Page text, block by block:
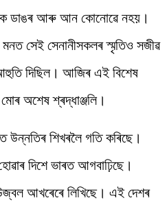
ডাঙৰ আৰু আন কোনোৱে নহয়।
সেই সেনানীসকলৰ স্মৃতিও সজীৱ
দিছিল। আজিৰ এই বিশেষ
অশেষ শ্ৰদ্ধাঞ্জলি।
শিখৰলৈ গতি কৰিছে।
দিশে ভাৰত আগবাঢ়িছে।
আখৰেৰে লিখিছে। এই দেশৰ